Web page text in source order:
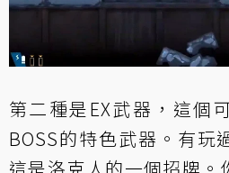
第二種是EX武器，這個
BOSS的特色武器。有玩